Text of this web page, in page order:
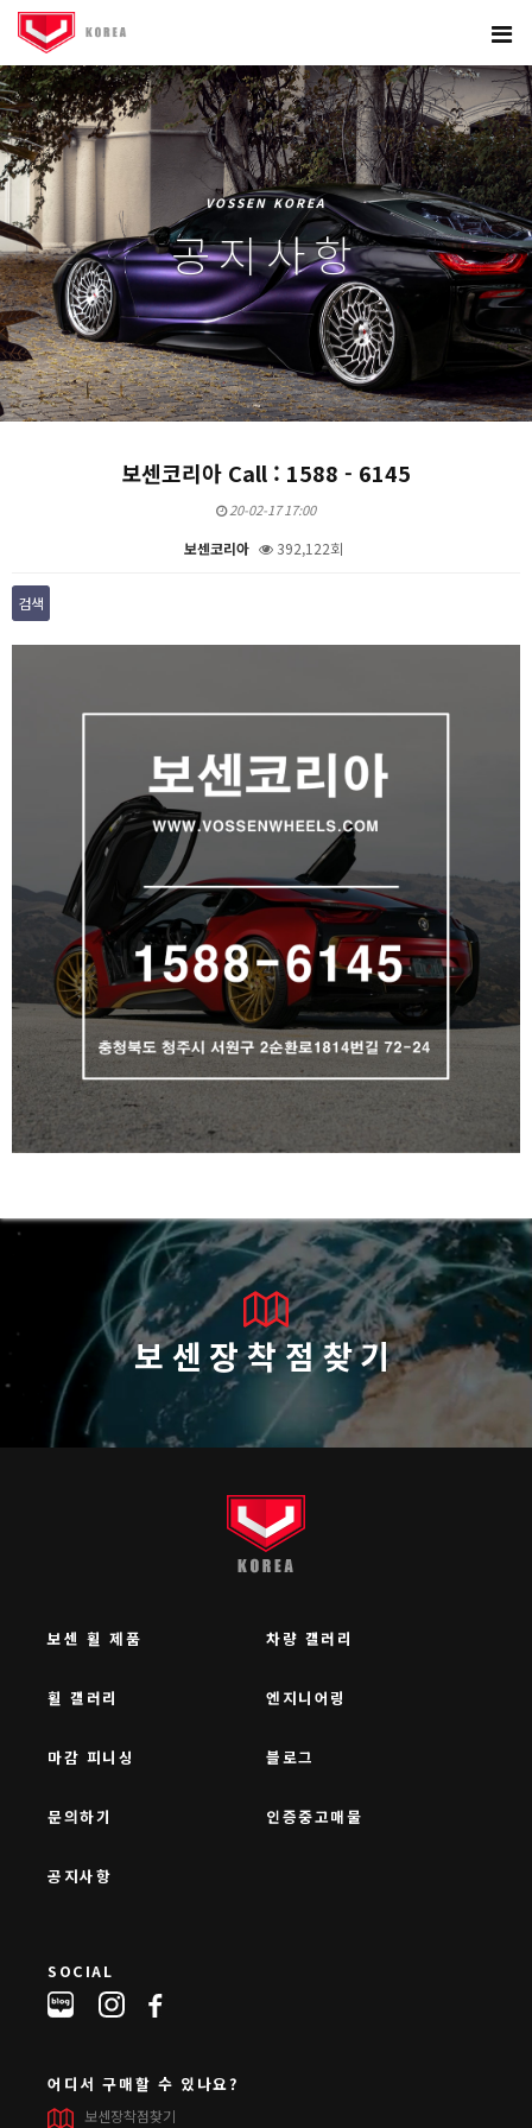
VOSSEN KOREA
공지사항
보센코리아 Call : 1588 - 6145
20-02-17 17:00
보센코리아 392,122회
검색
본문
보센장착점찾기
보센 휠 제품 차량 갤러리
휠 갤러리 엔지니어링
마감 피니싱 블로그
문의하기 인증중고매물
공지사항
SOCIAL
어디서 구매할 수 있나요?
보센장착점찾기